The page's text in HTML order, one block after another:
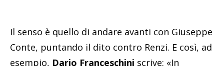
Il senso è quello di andare avanti con Giuseppe
Conte, puntando il dito contro Renzi. E così, ad
esempio, Dario Franceschini scrive: «In